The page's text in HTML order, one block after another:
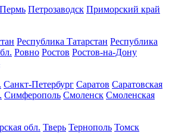
Пермь Петрозаводск Приморский край
Республика Татарстан Республика
Ровно Ростов Ростов-на-Дону
Санкт-Петербург Саратов Саратовская
Симферополь Смоленск Смоленская
обл. Тверь Тернополь Томск